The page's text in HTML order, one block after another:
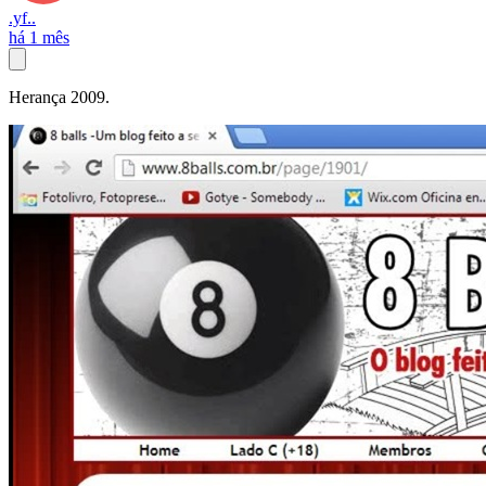
.yf..
há 1 mês
Herança 2009.